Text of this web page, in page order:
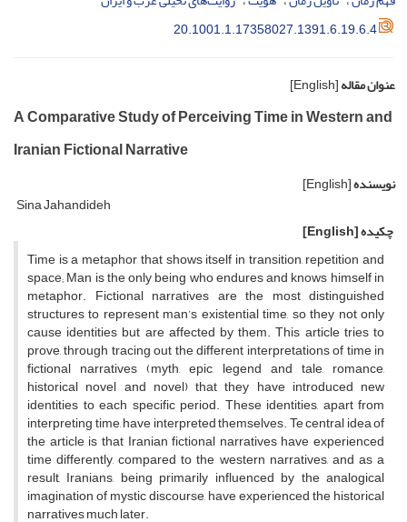
20.1001.1.17358027.1391.6.19.6.4
عنوان مقاله[English]
A Comparative Study of Perceiving Time in Western and
Iranian Fictional Narrative
نویسنده[English]
Sina Jahandideh
چکیده[English]
Time is a metaphor that shows itself in transition, repetition and
space; Man is the only being who endures and knows himself in
metaphor. Fictional narratives are the most distinguished
structures to represent man’s existential time, so they not only
cause identities but are affected by them. This article tries to
prove, through tracing out the different interpretations of time in
fictional narratives (myth, epic, legend and tale, romance,
historical novel and novel) that they have introduced new
identities to each specific period. These identities, apart from
interpreting time, have interpreted themselves. Te central idea of
the article is that Iranian fictional narratives have experienced
time differently, compared to the western narratives, and as a
result, Iranians, being primarily influenced by the analogical
imagination of mystic discourse, have experienced the historical
narratives much later.